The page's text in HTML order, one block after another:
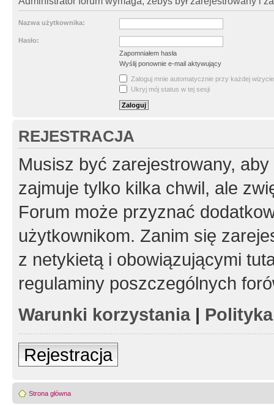
Nazwa użytkownika:
Hasło:
Zapomniałem hasła
Wyślij ponownie e-mail aktywujący
Zaloguj mnie automatycznie przy każdej wizycie
Ukryj mój status w tej sesji
REJESTRACJA
Musisz być zarejestrowany,
zajmuje tylko kilka chwil, ale
Forum może przyznać
użytkownikom. Zanim się
z netykietą i obowiązującymi
regulaminy poszczególnych
Warunki korzystania|
Rejestracja
Strona główna